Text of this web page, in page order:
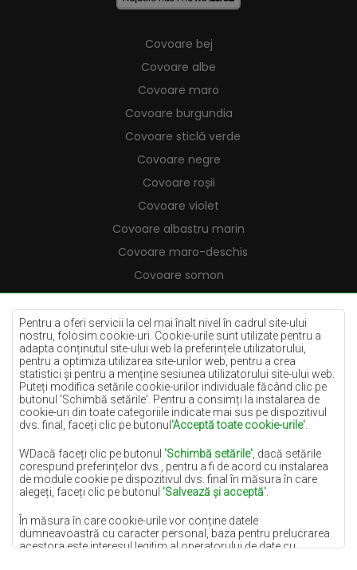
Pentru a oferi servicii la cel mai înalt nivel în cadrul site-ului
nostru, folosim cookie-uri. Cookie-urile sunt utilizate pentru a
adapta conținutul site-ului web la preferințele utilizatorului,
pentru a optimiza utilizarea site-urilor web, pentru a crea
statistici și pentru a menține sesiunea utilizatorului site-ului web.
Puteți modifica setările cookie-urilor individuale făcând clic pe
butonul 'Schimbă setările'. Pentru a consimți la instalarea de
cookie-uri din toate categoriile indicate mai sus pe dispozitivul
dvs. final, faceți clic pe butonul 'Acceptă toate cookie-urile'
WDacă faceți clic pe butonul 'Schimbă setările' , dacă setările
corespund preferințelor dvs., pentru a fi de acord cu instalarea
de module cookie pe dispozitivul dvs. final în măsura în care
alegeți, faceți clic pe butonul 'Salvează și acceptă'
În măsura în care cookie-urile vor conține datele
dumneavoastră cu caracter personal, baza pentru prelucrarea
acestora este interesul legitim al operatorului de date cu
Covoare bej
Covoare albe
Covoare maro
Covoare burgundia
Covoare sticlă verde
Covoare negre
Covoare roșii
Covoare violet
Covoare albastru marin
Covoare maro-deschis
Covoare somon
Covoare crem
Covoare lila
Covoare galbene
Covoare mentă
Covoare albastre
Covoare portocalii
Covoare gri
Covoare teracotă
Covoare aurii